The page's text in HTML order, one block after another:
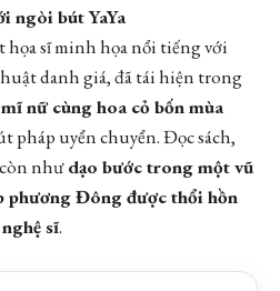
ngòi bút YaYa
họa sĩ minh họa nổi tiếng với
danh giá, đã tái hiện trong
nữ cùng hoa cỏ bốn mùa
pháp uyển chuyển. Đọc sách,
nhưdạo bước trong một vũ
phương Đông được thổi hồn
sĩ.